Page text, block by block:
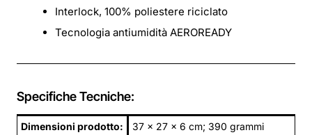
Interlock, 100% poliestere riciclato
Tecnologia antiumidità AEROREADY
Specifiche Tecniche:
Dimensioni prodotto:
37 x 27 x 6 cm; 390 grammi